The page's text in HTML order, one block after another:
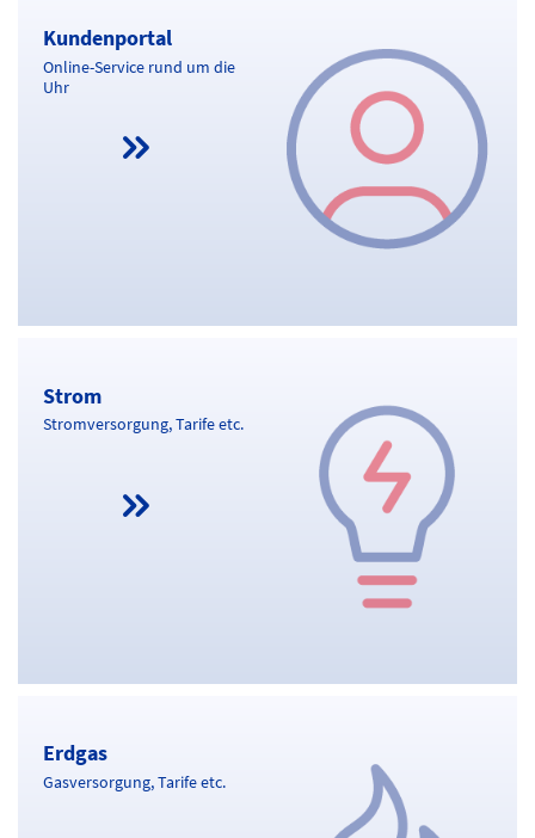
Kundenportal
Online-Service rund um die
Uhr
Strom
Stromversorgung, Tarife etc.
Erdgas
Gasversorgung, Tarife etc.